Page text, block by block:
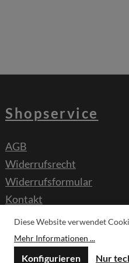
Shopservice
AGB
Widerrufsrecht
Widerrufsformular
Kontakt
Sonderwünsche
Diese Website verwendet
Mehr Informationen ...
Nur
Konfigurieren